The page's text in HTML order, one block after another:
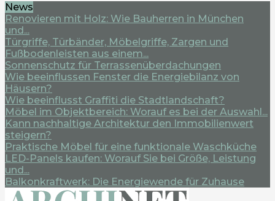
News
Renovieren mit Holz: Wie Bauherren in München
und...
Türgriffe, Türbänder, Möbelgriffe, Zargen und
Fußbodenleisten aus einem...
Sonnenschutz für Terrassenüberdachungen
Wie beeinflussen Fenster die Energiebilanz von
Häusern?
Wie beeinflusst Graffiti die Stadtlandschaft?
Möbel im Objektbereich: Worauf es bei der Auswahl...
Kann nachhaltige Architektur den Immobilienwert
steigern?
Praktische Möbel für eine funktionale Waschküche
LED-Panels kaufen: Worauf Sie bei Größe, Leistung
und...
Balkonkraftwerk: Die Energiewende für Zuhause